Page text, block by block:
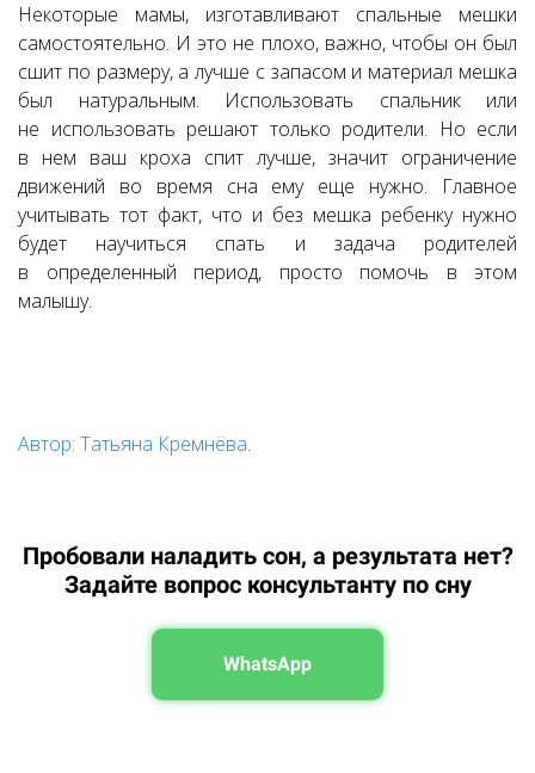
Некоторые мамы, изготавливают спальные мешки
самостоятельно. И это не плохо, важно, чтобы он был
сшит по размеру, а лучше с запасом и материал мешка
был натуральным. Использовать спальник или
не использовать решают только родители. Но если
в нем ваш кроха спит лучше, значит ограничение
движений во время сна ему еще нужно. Главное
учитывать тот факт, что и без мешка ребенку нужно
будет научиться спать и задача родителей
в определенный период, просто помочь в этом
малышу.
Автор: Татьяна Кремнёва.
Пробовали наладить сон, а результата нет?
Задайте вопрос консультанту по сну
WhatsApp